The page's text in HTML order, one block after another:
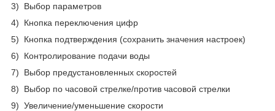
3) Выбор параметров
4) Кнопка переключения цифр
5) Кнопка подтверждения (сохранить значения настроек)
6) Контролирование подачи воды
7) Выбор предустановленных скоростей
8) Выбор по часовой стрелке/против часовой стрелки
9) Увеличение/уменьшение скорости